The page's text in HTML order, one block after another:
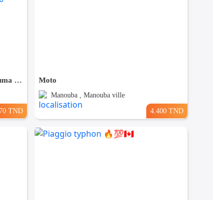
Ciao bon état ta9thi chourha malhouma ama soumha behi 580
TND
Moto
Manouba , Manouba ville
4.400 TND